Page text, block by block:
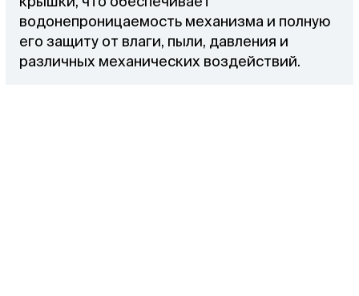
водонепроницаемость механизма и полную
его защиту от влаги, пыли, давления и
различных механических воздействий.